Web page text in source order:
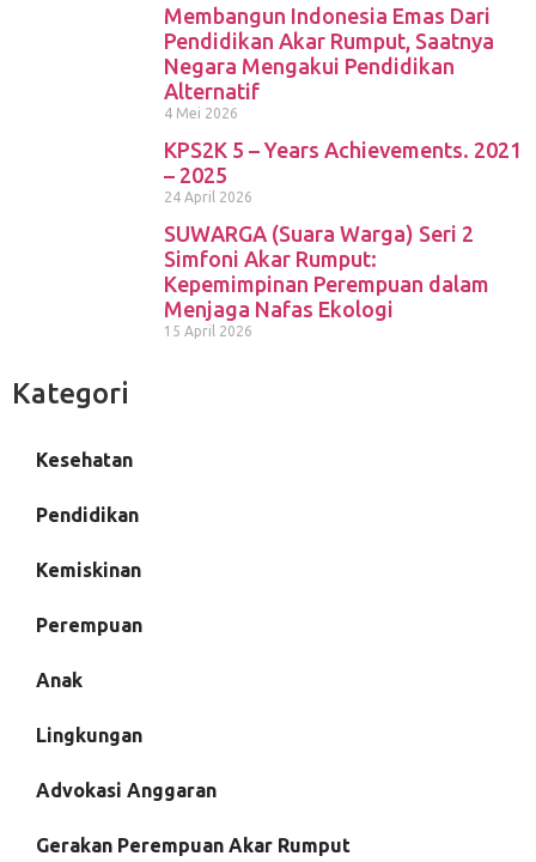
Membangun Indonesia Emas Dari
Pendidikan Akar Rumput, Saatnya
Negara Mengakui Pendidikan
Alternatif
4 Mei 2026
KPS2K 5 – Years Achievements. 2021
– 2025
24 April 2026
SUWARGA (Suara Warga) Seri 2
Simfoni Akar Rumput:
Kepemimpinan Perempuan dalam
Menjaga Nafas Ekologi
15 April 2026
Kategori
Kesehatan
Pendidikan
Kemiskinan
Perempuan
Anak
Lingkungan
Advokasi Anggaran
Gerakan Perempuan Akar Rumput